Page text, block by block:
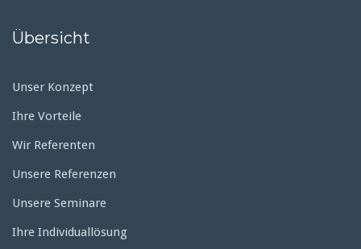
Übersicht
Unser Konzept
Ihre Vorteile
Wir Referenten
Unsere Referenzen
Unsere Seminare
Ihre Individuallösung